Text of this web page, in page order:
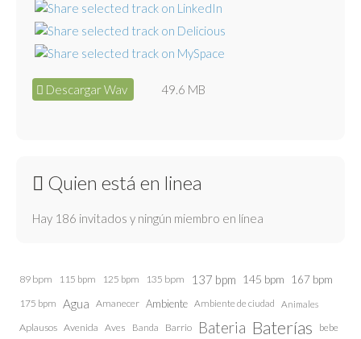
Descargar Wav 49.6 MB
Quien está en linea
Hay 186 invitados y ningún miembro en línea
89 bpm 115 bpm 125 bpm 135 bpm 137 bpm 145 bpm 167 bpm
175 bpm Agua Amanecer Ambiente Ambiente de ciudad Animales
Aplausos Avenida Aves Banda Barrio Bateria Baterías bebe